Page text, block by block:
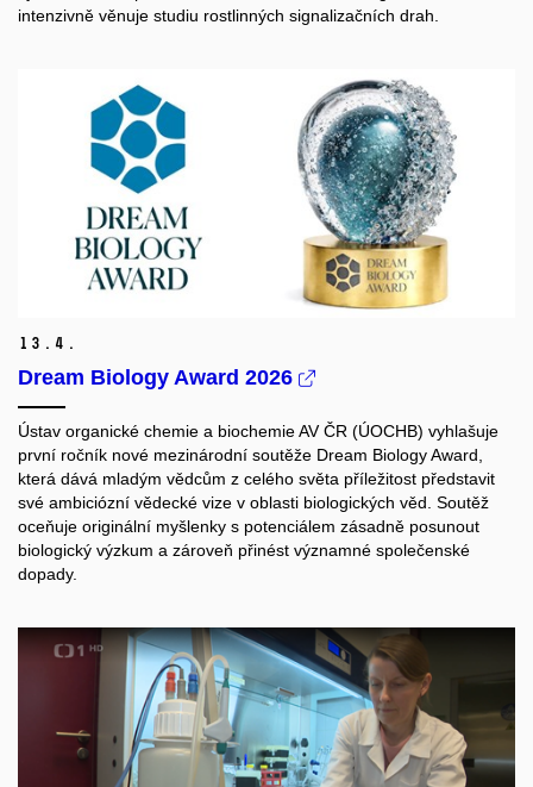
intenzivně věnuje studiu rostlinných signalizačních drah.
13. 4.
Dream Biology Award 2026
Ústav organické chemie a biochemie AV ČR (ÚOCHB) vyhlašuje
první ročník nové mezinárodní soutěže Dream Biology Award,
která dává mladým vědcům z celého světa příležitost představit
své ambiciózní vědecké vize v oblasti biologických věd. Soutěž
oceňuje originální myšlenky s potenciálem zásadně posunout
biologický výzkum a zároveň přinést významné společenské
dopady.